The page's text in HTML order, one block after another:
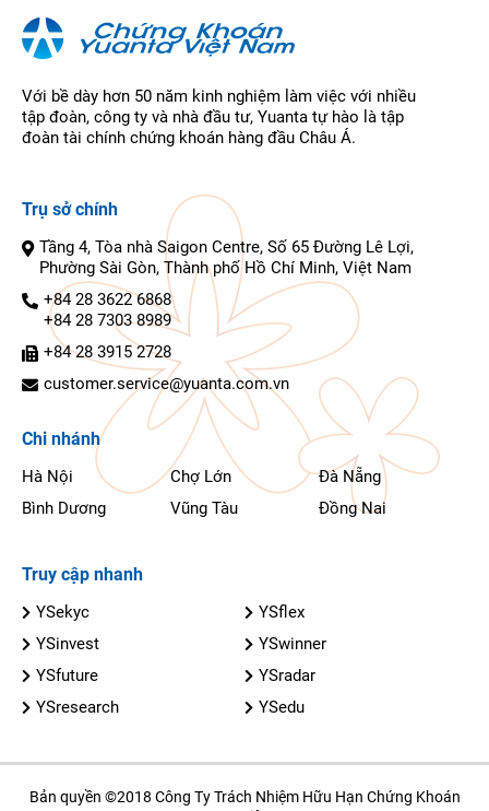
Với bề dày hơn 50 năm kinh nghiệm làm việc với nhiều
tập đoàn, công ty và nhà đầu tư, Yuanta tự hào là tập
đoàn tài chính chứng khoán hàng đầu Châu Á.
Trụ sở chính
Tầng 4, Tòa nhà Saigon Centre, Số 65 Đường Lê Lợi,
Phường Sài Gòn, Thành phố Hồ Chí Minh, Việt Nam
+84 28 3622 6868
+84 28 7303 8989
+84 28 3915 2728
customer.service@yuanta.com.vn
Chi nhánh
Hà Nội Chợ Lớn
Đà Nẵng
Bình Dương
Vũng Tàu Đồng Nai
Truy cập nhanh
YSekyc
YSflex
YSinvest
YSwinner
YSfuture
YSradar
YSresearch
YSedu
Bản quyền ©2018 Công Ty Trách Nhiệm Hữu Hạn Chứng Khoán